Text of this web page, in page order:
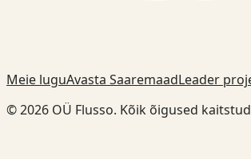
Meie luguAvasta SaaremaadLeader
© 2026 OÜ Flusso. Kõik õigused